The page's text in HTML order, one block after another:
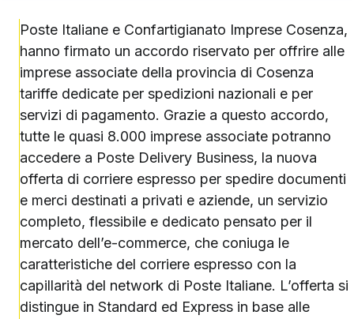
Poste Italiane e Confartigianato Imprese Cosenza,
hanno firmato un accordo riservato per offrire alle
imprese associate della provincia di Cosenza
tariffe dedicate per spedizioni nazionali e per
servizi di pagamento. Grazie a questo accordo,
tutte le quasi 8.000 imprese associate potranno
accedere a Poste Delivery Business, la nuova
offerta di corriere espresso per spedire documenti
e merci destinati a privati e aziende, un servizio
completo, flessibile e dedicato pensato per il
mercato dell’e-commerce, che coniuga le
caratteristiche del corriere espresso con la
capillarità del network di Poste Italiane. L’offerta si
distingue in Standard ed Express in base alle